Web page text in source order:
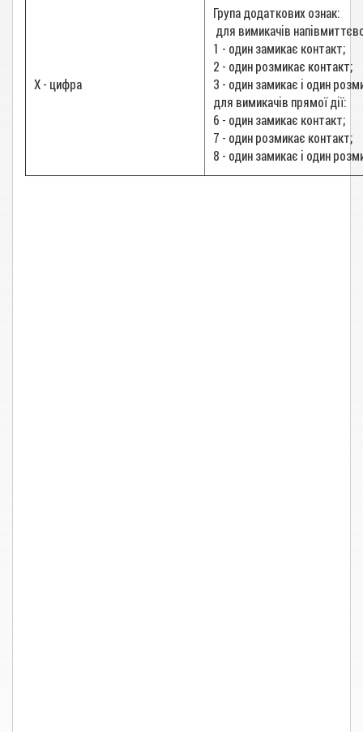
Х - цифра
Група додаткових ознак:
для вимикачів
1 - один замикає контакт;
2 - один розмикає контакт;
3 - один замикає і один
для вимикачів прямої дії:
6 - один замикає контакт;
7 - один розмикає контакт;
8 - один замикає і один